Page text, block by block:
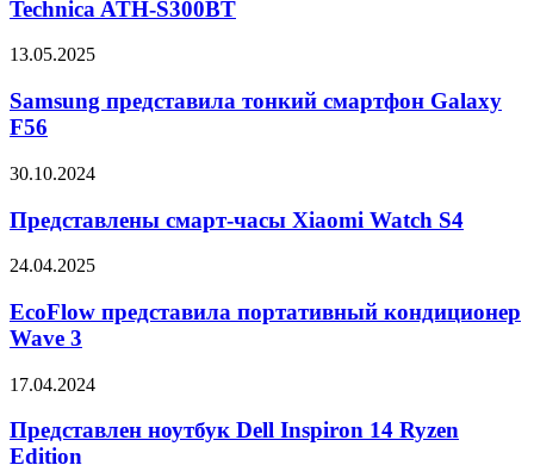
Technica
S300BT
Technica ATH-S300BT
Samsung
тонкий
смартфон
Galaxy
13.05.2025
Samsung представила тонкий смартфон Galaxy
F56
Представлены
часы
Xiaomi
Watch
30.10.2024
Представлены смарт-часы Xiaomi Watch S4
EcoFlow
портативный
кондиционер
Wave
24.04.2025
EcoFlow представила портативный кондиционер
Wave 3
Представлен
Dell
Inspiron
17.04.2024
Представлен ноутбук Dell Inspiron 14 Ryzen
Edition